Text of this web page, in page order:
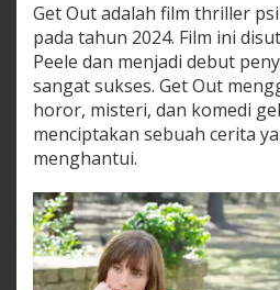
Get Out adalah film thriller
pada tahun 2024. Film ini
Peele dan menjadi debut
sangat sukses. Get Out
horor, misteri, dan komedi
menciptakan sebuah cerita
menghantui.